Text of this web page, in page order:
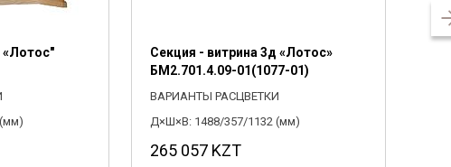
«Лотос"
Секция - витрина 3д «Лотос»
БМ2.701.4.09-01(1077-01)
ВАРИАНТЫ РАСЦВЕТКИ
Д×Ш×В: 1488/357/1132 (мм)
265 057 KZT